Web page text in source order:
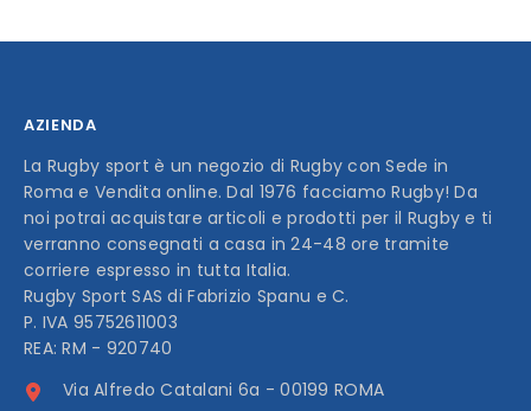
AZIENDA
La Rugby sport è un negozio di Rugby con Sede in
Roma e Vendita online. Dal 1976 facciamo Rugby! Da
noi potrai acquistare articoli e prodotti per il Rugby e ti
verranno consegnati a casa in 24-48 ore tramite
corriere espresso in tutta Italia.
Rugby Sport SAS di Fabrizio Spanu e C.
P. IVA 95752611003
REA: RM - 920740
Via Alfredo Catalani 6a - 00199 ROMA